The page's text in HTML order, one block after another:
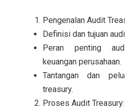
Pengenalan Audit
Definisi dan tujuan
Peran penting
keuangan perusahaan.
Tantangan dan
treasury.
Proses Audit Treasury: